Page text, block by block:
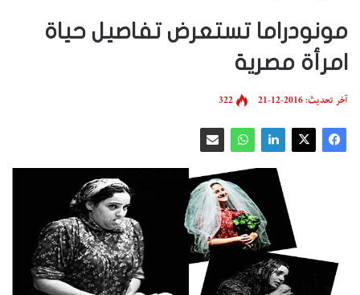
مونودراما تستعرض تفاصيل حياة
امرأة مصرية
آخر تحديث: 2016-12-21 322